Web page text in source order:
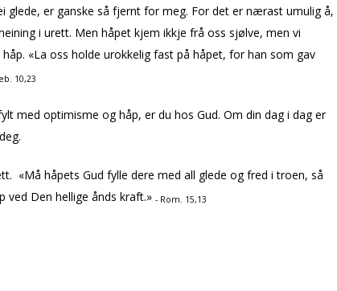
glede, er ganske så fjernt for meg. For det er nærast umulig å,
i urett. Men håpet kjem ikkje frå oss sjølve, men vi
«La oss holde urokkelig fast på håpet, for han som gav
10,23
med optimisme og håp, er du hos Gud. Om din dag i dag er
«Må håpets Gud fylle dere med all glede og fred i troen, så
ved Den hellige ånds kraft.» - Rom. 15,13